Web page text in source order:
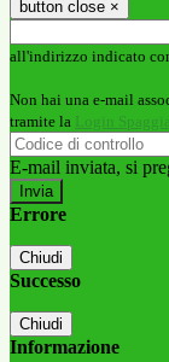
button close ×
all'indirizzo indicato
Non hai una e-mail
tramite la Login
E-mail inviata, si
Errore
Chiudi
Successo
Chiudi
Informazione